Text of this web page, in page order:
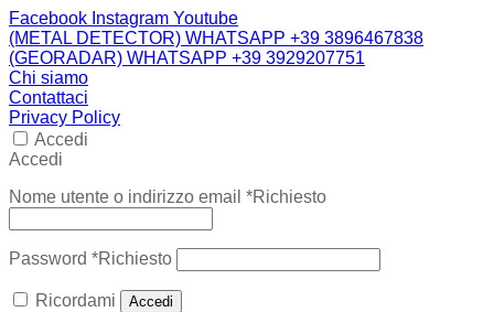
Facebook Instagram Youtube
(METAL DETECTOR) WHATSAPP +39 3896467838
(GEORADAR) WHATSAPP +39 3929207751
Chi siamo
Contattaci
Privacy Policy
Accedi
Accedi
Nome utente o indirizzo email *Richiesto
Password *Richiesto
Ricordami Accedi